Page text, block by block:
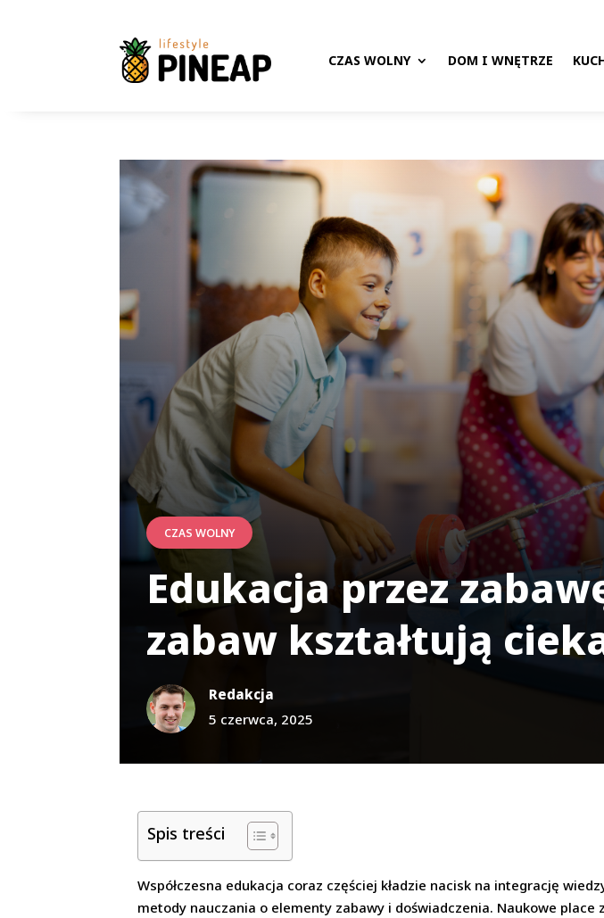
CZAS WOLNY DOM I WNĘTRZE
CZAS WOLNY
Edukacja przez
zabaw kształtują
Redakcja
5 czerwca, 2025
Spis treści
Współczesna edukacja coraz częściej kładzie nacisk na integrację
metody nauczania o elementy zabawy i doświadczenia. Naukowe